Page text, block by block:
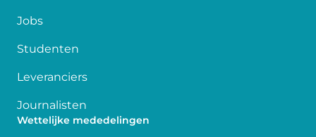
Jobs
Studenten
Leveranciers
Journalisten
Wettelijke mededelingen